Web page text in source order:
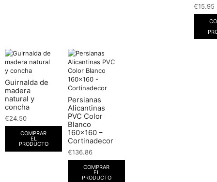
€15.95
Guirnalda de
madera
natural y
concha
€24.50
COMPRAR
EL
PRODUCTO
Persianas
Alicantinas
PVC Color
Blanco
160×160 –
Cortinadecor
€136.86
COMPRAR
EL
PRODUCTO